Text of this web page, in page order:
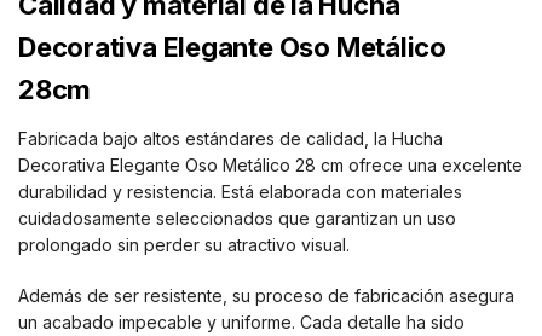
Decorativa Elegante Oso Metálico
28cm
Fabricada bajo altos estándares de calidad, la Hucha
Decorativa Elegante Oso Metálico 28 cm ofrece una excelente
durabilidad y resistencia. Está elaborada con materiales
cuidadosamente seleccionados que garantizan un uso
prolongado sin perder su atractivo visual.
Además de ser resistente, su proceso de fabricación asegura
un acabado impecable y uniforme. Cada detalle ha sido